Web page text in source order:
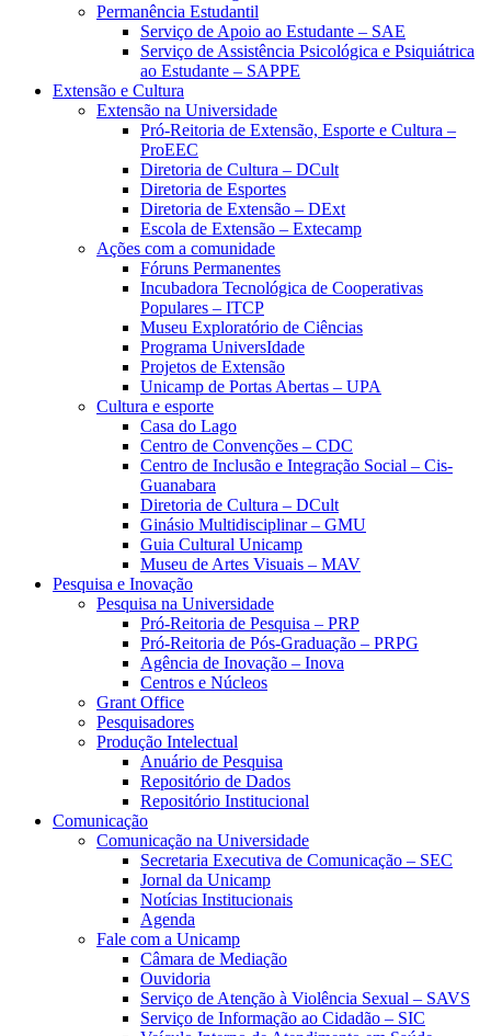
Permanência Estudantil
Serviço de Apoio ao Estudante – SAE
Serviço de Assistência Psicológica e Psiquiátrica
ao Estudante – SAPPE
Extensão e Cultura
Extensão na Universidade
Pró-Reitoria de Extensão, Esporte e Cultura –
ProEEC
Diretoria de Cultura – DCult
Diretoria de Esportes
Diretoria de Extensão – DExt
Escola de Extensão – Extecamp
Ações com a comunidade
Fóruns Permanentes
Incubadora Tecnológica de Cooperativas
Populares – ITCP
Museu Exploratório de Ciências
Programa UniversIdade
Projetos de Extensão
Unicamp de Portas Abertas – UPA
Cultura e esporte
Casa do Lago
Centro de Convenções – CDC
Centro de Inclusão e Integração Social – Cis-
Guanabara
Diretoria de Cultura – DCult
Ginásio Multidisciplinar – GMU
Guia Cultural Unicamp
Museu de Artes Visuais – MAV
Pesquisa e Inovação
Pesquisa na Universidade
Pró-Reitoria de Pesquisa – PRP
Pró-Reitoria de Pós-Graduação – PRPG
Agência de Inovação – Inova
Centros e Núcleos
Grant Office
Pesquisadores
Produção Intelectual
Anuário de Pesquisa
Repositório de Dados
Repositório Institucional
Comunicação
Comunicação na Universidade
Secretaria Executiva de Comunicação – SEC
Jornal da Unicamp
Notícias Institucionais
Agenda
Fale com a Unicamp
Câmara de Mediação
Ouvidoria
Serviço de Atenção à Violência Sexual – SAVS
Serviço de Informação ao Cidadão – SIC